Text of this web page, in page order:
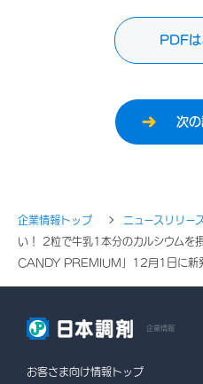
PDFは
次
企業情報トップ ニュースリリース
い！ 2粒で牛乳1本分のカルシウムを
CANDY PREMIUM」12月1日に新
企業情報
お客さま向け情報トップ